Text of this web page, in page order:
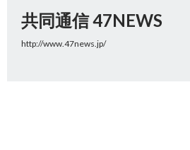
共同通信 47NEWS
http://www.47news.jp/